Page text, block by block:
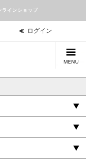
インショップ
ログイン